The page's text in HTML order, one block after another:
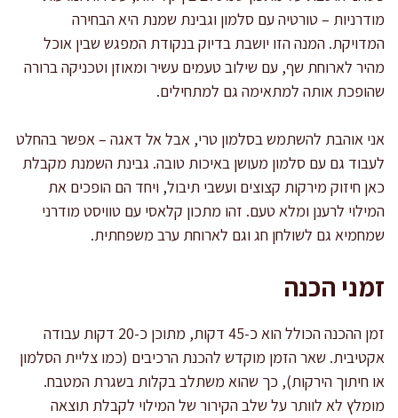
מודרניות – טורטיה עם סלמון וגבינת שמנת היא הבחירה
המדויקת. המנה הזו יושבת בדיוק בנקודת המפגש שבין אוכל
מהיר לארוחת שף, עם שילוב טעמים עשיר ומאוזן וטכניקה ברורה
שהופכת אותה למתאימה גם למתחילים.
אני אוהבת להשתמש בסלמון טרי, אבל אל דאגה – אפשר בהחלט
לעבוד גם עם סלמון מעושן באיכות טובה. גבינת השמנת מקבלת
כאן חיזוק מירקות קצוצים ועשבי תיבול, ויחד הם הופכים את
המילוי לרענן ומלא טעם. זהו מתכון קלאסי עם טוויסט מודרני
שמחמיא גם לשולחן חג וגם לארוחת ערב משפחתית.
זמני הכנה
זמן ההכנה הכולל הוא כ-45 דקות, מתוכן כ-20 דקות עבודה
אקטיבית. שאר הזמן מוקדש להכנת הרכיבים (כמו צליית הסלמון
או חיתוך הירקות), כך שהוא משתלב בקלות בשגרת המטבח.
מומלץ לא לוותר על שלב הקירור של המילוי לקבלת תוצאה